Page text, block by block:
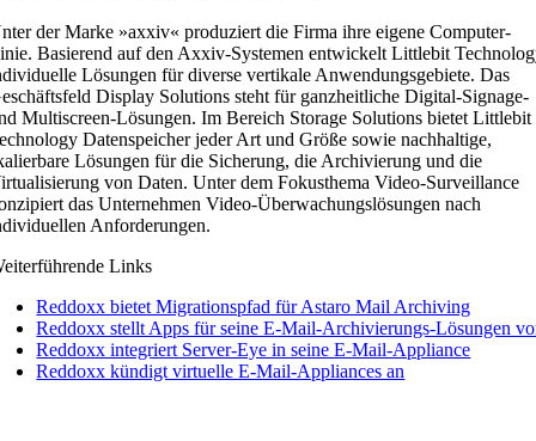
der Marke »axxiv« produziert die Firma ihre eigene Computer-
Basierend auf den Axxiv-Systemen entwickelt Littlebit
Lösungen für diverse vertikale Anwendungsgebiete. Das
Display Solutions steht für ganzheitliche Digital-Signage-
Multiscreen-Lösungen. Im Bereich Storage Solutions bietet Littlebit
Datenspeicher jeder Art und Größe sowie nachhaltige,
Lösungen für die Sicherung, die Archivierung und die
von Daten. Unter dem Fokusthema Video-Surveillance
das Unternehmen Video-Überwachungslösungen nach
Anforderungen.
Links
Reddoxx bietet Migrationspfad für Astaro Mail Archiving
Reddoxx stellt Apps für seine E-Mail-Archivierungs-Lösungen
Reddoxx integriert Server-Eye in seine E-Mail-Appliance
Reddoxx kündigt virtuelle E-Mail-Appliances an